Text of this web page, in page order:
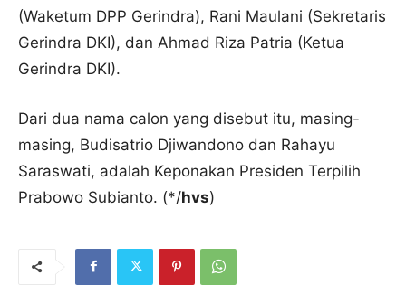
(Waketum DPP Gerindra), Rani Maulani (Sekretaris
Gerindra DKI), dan Ahmad Riza Patria (Ketua
Gerindra DKI).
Dari dua nama calon yang disebut itu, masing-
masing, Budisatrio Djiwandono dan Rahayu
Saraswati, adalah Keponakan Presiden Terpilih
Prabowo Subianto. (*/hvs)